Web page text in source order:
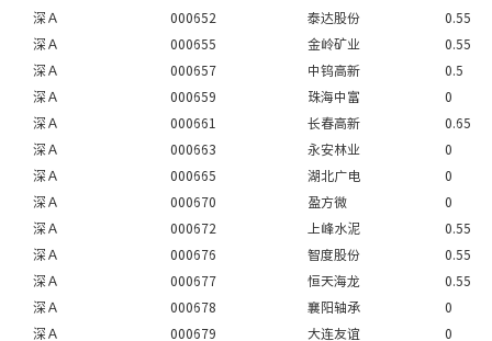
深Ａ
000652 泰达股份
0.55
深Ａ
000655 金岭矿业
0.55
深Ａ
000657 中钨高新
0.5
深Ａ
000659 珠海中富
0
深Ａ
000661 长春高新
0.65
深Ａ
000663 永安林业
0
深Ａ
000665 湖北广电
0
深Ａ
000670 盈方微
0
深Ａ
000672 上峰水泥
0.55
深Ａ
000676 智度股份
0.55
深Ａ
000677 恒天海龙
0.55
深Ａ
000678 襄阳轴承
0
深Ａ
000679 大连友谊
0